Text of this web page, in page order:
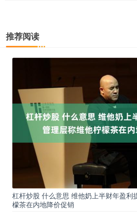
推荐阅读
杠杆炒股 什么意思 维他奶上半财年盈利
檬茶在内地降价促销